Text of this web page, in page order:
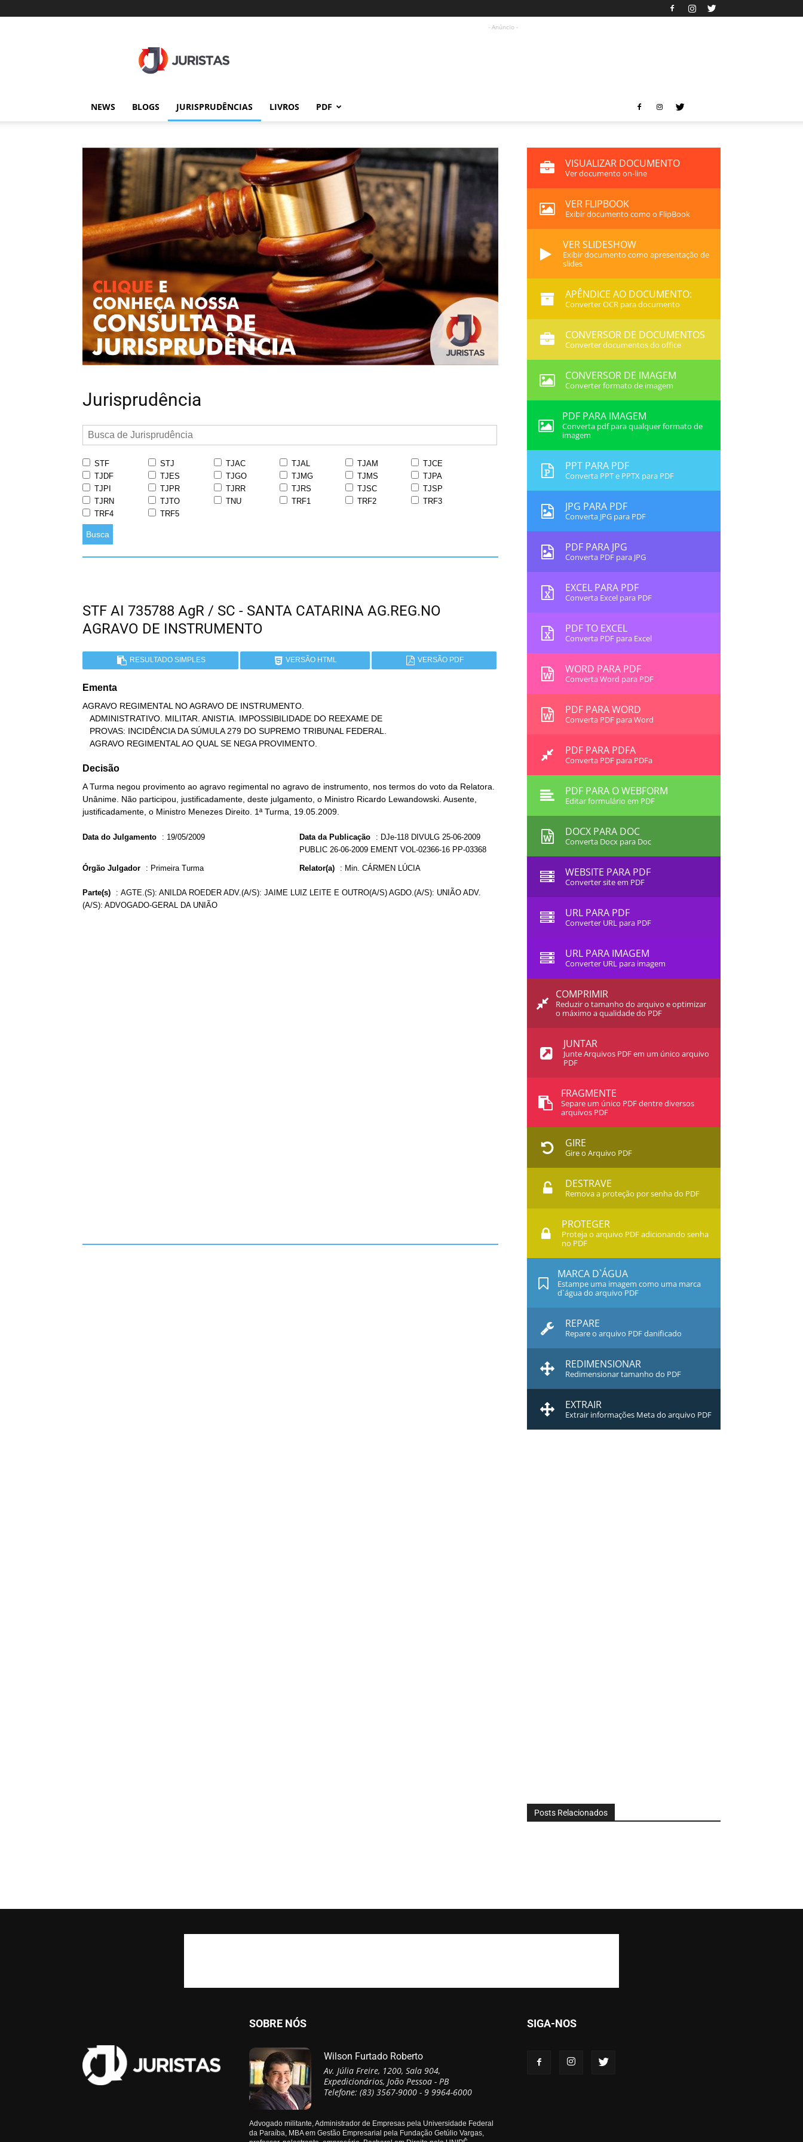
- Anúncio -
NEWS BLOGS JURISPRUDÊNCIAS LIVROS PDF
Jurisprudência
STF STJ TJAC TJAL TJAM
TJCE
TJDF
TJES TJGO TJMG TJMS
TJPA
TJPI
TJPR TJRR TJRS TJSC
TJSP
TJRN
TJTO TNU TRF1 TRF2
TRF3
TRF4
TRF5
Busca
STF AI 735788 AgR / SC - SANTA CATARINA AG.REG.NO
AGRAVO DE INSTRUMENTO
RESULTADO SIMPLES VERSÃO HTML VERSÃO PDF
Ementa
AGRAVO REGIMENTAL NO AGRAVO DE INSTRUMENTO.
   AGRAVO REGIMENTAL AO QUAL SE NEGA PROVIMENTO.
Decisão
A Turma negou provimento ao agravo regimental no agravo de instrumento, nos termos do voto da Relatora.
Unânime. Não participou, justificadamente, deste julgamento, o Ministro Ricardo Lewandowski. Ausente,
justificadamente, o Ministro Menezes Direito. 1ª Turma, 19.05.2009.
Data do Julgamento : 19/05/2009 Data da Publicação : DJe-118 DIVULG 25-06-2009
PUBLIC 26-06-2009 EMENT VOL-02366-16 PP-03368
Órgão Julgador : Primeira Turma Relator(a) : Min. CÁRMEN LÚCIA
Parte(s) : AGTE.(S): ANILDA ROEDER ADV.(A/S): JAIME LUIZ LEITE E OUTRO(A/S) AGDO.(A/S): UNIÃO ADV.
(A/S): ADVOGADO-GERAL DA UNIÃO
VISUALIZAR DOCUMENTO
Ver documento on-line
VER FLIPBOOK
Exibir documento como o FlipBook
VER SLIDESHOW
Exibir documento como apresentação de
slides
APÊNDICE AO DOCUMENTO:
Converter OCR para documento
CONVERSOR DE DOCUMENTOS
Converter documentos do office
CONVERSOR DE IMAGEM
Converter formato de imagem
PDF PARA IMAGEM
Converta pdf para qualquer formato de
imagem
PPT PARA PDF
Converta PPT e PPTX para PDF
JPG PARA PDF
Converta JPG para PDF
PDF PARA JPG
Converta PDF para JPG
EXCEL PARA PDF
Converta Excel para PDF
PDF TO EXCEL
Converta PDF para Excel
WORD PARA PDF
Converta Word para PDF
PDF PARA WORD
Converta PDF para Word
PDF PARA PDFA
Converta PDF para PDFa
PDF PARA O WEBFORM
Editar formulário em PDF
DOCX PARA DOC
Converta Docx para Doc
WEBSITE PARA PDF
Converter site em PDF
URL PARA PDF
Converter URL para PDF
URL PARA IMAGEM
Converter URL para imagem
COMPRIMIR
Reduzir o tamanho do arquivo e optimizar
o máximo a qualidade do PDF
JUNTAR
Junte Arquivos PDF em um único arquivo
PDF
FRAGMENTE
Separe um único PDF dentre diversos
arquivos PDF
GIRE
Gire o Arquivo PDF
DESTRAVE
Remova a proteção por senha do PDF
PROTEGER
Proteja o arquivo PDF adicionando senha
no PDF
MARCA D`ÁGUA
Estampe uma imagem como uma marca
d`água do arquivo PDF
REPARE
Repare o arquivo PDF danificado
REDIMENSIONAR
Redimensionar tamanho do PDF
EXTRAIR
Extrair informações Meta do arquivo PDF
Posts Relacionados
SOBRE NÓS
Wilson Furtado Roberto
Av. Júlia Freire, 1200, Sala 904,
Expedicionários, João Pessoa - PB
Telefone: (83) 3567-9000 - 9 9964-6000
Advogado militante, Administrador de Empresas pela Universidade Federal
da Paraíba, MBA em Gestão Empresarial pela Fundação Getúlio Vargas,
SIGA-NOS